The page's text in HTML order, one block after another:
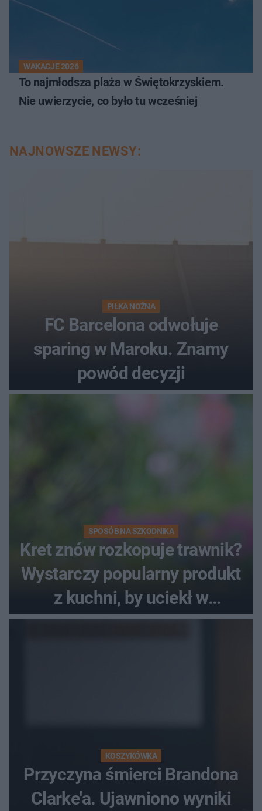
WAKACJE 2026
To najmłodsza plaża w Świętokrzyskiem.
Nie uwierzycie, co było tu wcześniej
NAJNOWSZE NEWSY:
PIŁKA NOŻNA
FC Barcelona odwołuje
sparing w Maroku. Znamy
powód decyzji
SPOSÓB NA SZKODNIKA
Kret znów rozkopuje trawnik?
Wystarczy popularny produkt
z kuchni, by uciekł w
popłochu
KOSZYKÓWKA
Przyczyna śmierci Brandona
Clarke'a. Ujawniono wyniki